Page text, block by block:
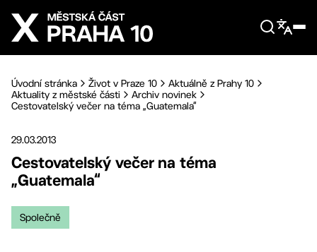
Přejít na hlavní obsah
Úvodní stránka Život v Praze 10
Aktuálně z Prahy 10
Aktuality z městské části
Archiv novinek
Cestovatelský večer na téma „Guatemala“
29.03.2013
Cestovatelský večer na téma
„Guatemala“
Společně